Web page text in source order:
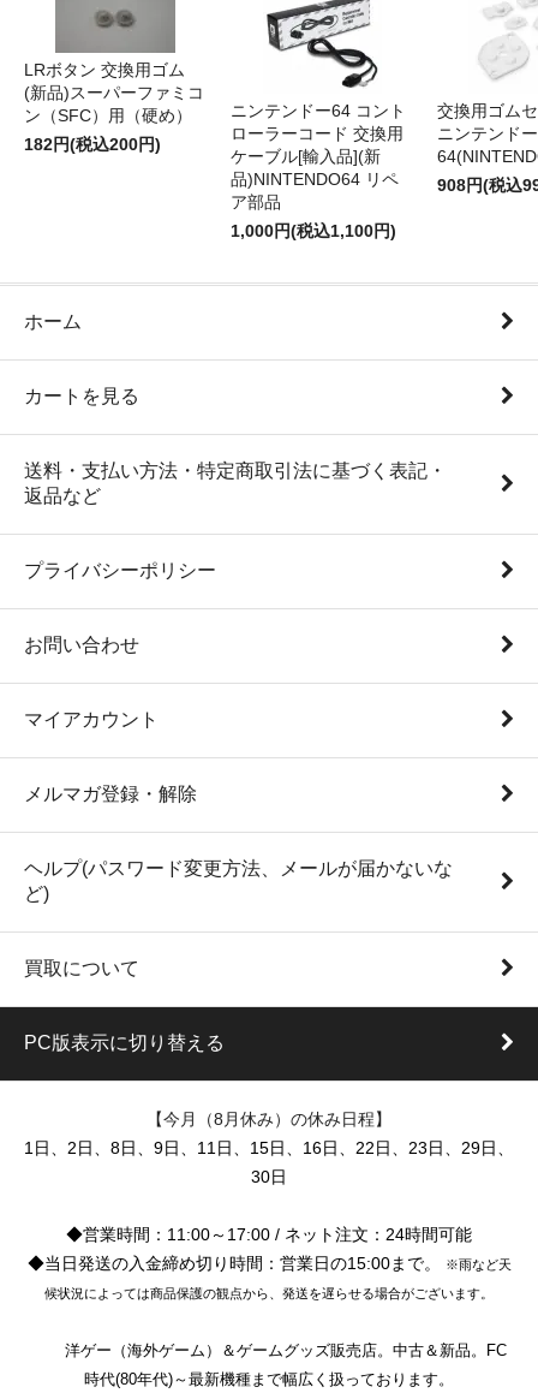
LRボタン 交換用ゴム
(新品)スーパーファミコ
ン（SFC）用（硬め）
182円(税込200円)
ニンテンドー64 コント
ローラーコード 交換用
ケーブル[輸入品](新
品)NINTENDO64 リペ
ア部品
1,000円(税込1,100円)
交換用ゴム
ニンテンドー
908円(税込
ホーム
カートを見る
送料・支払い方法・特定商取引法に基づく表記・
返品など
プライバシーポリシー
お問い合わせ
マイアカウント
メルマガ登録・解除
ヘルプ(パスワード変更方法、メールが届かないな
ど)
買取について
PC版表示に切り替える
【今月（8月休み）の休み日程】
1日、2日、8日、9日、11日、15日、16日、22日、23日、29日、
30日
◆営業時間：11:00～17:00 / ネット注文：24時間可能
◆当日発送の入金締め切り時間：営業日の15:00まで。
※雨など天
候状況によっては商品保護の観点から、発送を遅らせる場合がございます。
洋ゲー（海外ゲーム）＆ゲームグッズ販売店。中古＆新品。FC
時代(80年代)～最新機種まで幅広く扱っております。